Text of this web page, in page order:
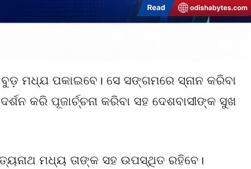
ମଧ୍ଯ ପକାଇବେ। ସେ ସଙ୍ଗମରେ ସ୍ନାନ କରିବା
କରି ପୂଜାର୍ଚ୍ଚନା କରିବା ସହ ଦେଶବାସୀଙ୍କ ସୁଖ
ମଧ୍ୟ ତାଙ୍କ ସହ ଉପସ୍ଥିତ ରହିବେ।